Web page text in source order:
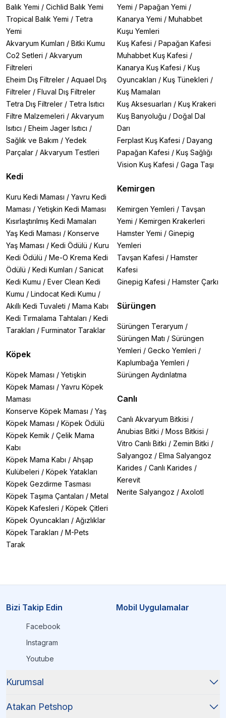
Balık Yemi / Cichlid Balık Yemi
Tropical Balık Yemi / Tetra
Yemi
Akvaryum Kumları / Bitki Kumu
Co2 Setleri / Akvaryum
Filtreleri
Eheim Dış Filtreler / Aquael Dış
Filtreler / Fluval Dış Filtreler
Tetra Dış Filtreler / Tetra Isıtıcı
Filtre Malzemeleri / Akvaryum
Isıtıcı / Eheim Jager Isıtıcı /
Sağlık ve Bakım / Yedek
Parçalar / Akvaryum Testleri
Kedi
Kuru Kedi Maması / Yavru Kedi
Maması / Yetişkin Kedi Maması
Kısırlaştırılmış Kedi Mamaları
Yaş Kedi Maması / Konserve
Yaş Maması / Kedi Ödülü / Kuru
Kedi Ödülü / Me-O Krema Kedi
Ödülü / Kedi Kumları / Sanicat
Kedi Kumu / Ever Clean Kedi
Kumu / Lindocat Kedi Kumu /
Akıllı Kedi Tuvaleti / Mama Kabı
Kedi Tırmalama Tahtaları / Kedi
Tarakları / Furminator Taraklar
Köpek
Köpek Maması / Yetişkin
Köpek Maması / Yavru Köpek
Maması
Konserve Köpek Maması / Yaş
Köpek Maması / Köpek Ödülü
Köpek Kemik / Çelik Mama
Kabı
Köpek Mama Kabı / Ahşap
Kulübeleri / Köpek Yatakları
Köpek Gezdirme Tasması
Köpek Taşıma Çantaları / Metal
Köpek Kafesleri / Köpek Çitleri
Köpek Oyuncakları / Ağızlıklar
Köpek Tarakları / M-Pets
Tarak
Yemi / Papağan Yemi /
Kanarya Yemi / Muhabbet
Kuşu Yemleri
Kuş Kafesi / Papağan Kafesi
Muhabbet Kuş Kafesi /
Kanarya Kuş Kafesi / Kuş
Oyuncakları / Kuş Tünekleri /
Kuş Mamaları
Kuş Aksesuarları / Kuş Krakeri
Kuş Banyoluğu / Doğal Dal
Darı
Ferplast Kuş Kafesi / Dayang
Papağan Kafesi / Kuş Sağlığı
Vision Kuş Kafesi / Gaga Taşı
Kemirgen
Kemirgen Yemleri / Tavşan
Yemi / Kemirgen Krakerleri
Hamster Yemi / Ginepig
Yemleri
Tavşan Kafesi / Hamster
Kafesi
Ginepig Kafesi / Hamster Çarkı
Sürüngen
Sürüngen Teraryum /
Sürüngen Matı / Sürüngen
Yemleri / Gecko Yemleri /
Kaplumbağa Yemleri /
Sürüngen Aydınlatma
Canlı
Canlı Akvaryum Bitkisi /
Anubias Bitki / Moss Bitkisi /
Vitro Canlı Bitki / Zemin Bitki /
Salyangoz / Elma Salyangoz
Karides / Canlı Karides /
Kerevit
Nerite Salyangoz / Axolotl
Bizi Takip Edin
Facebook
Instagram
Youtube
Mobil Uygulamalar
Kurumsal
Atakan Petshop